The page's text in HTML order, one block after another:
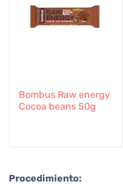
Bombus Raw energy
Cocoa beans 50g
Procedimiento: